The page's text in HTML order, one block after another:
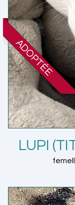
ADOPTÉE
LUPI